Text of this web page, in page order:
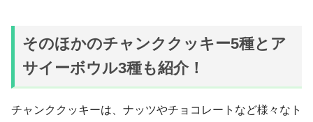
そのほかのチャンククッキー5種とア
サイーボウル3種も紹介！
チャンククッキーは、ナッツやチョコレートなど様々なト